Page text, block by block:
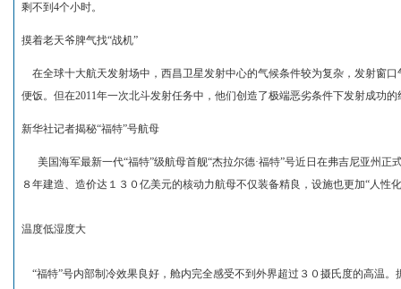
剩不到4个小时。
摸着老天爷脾气找“战机”
在全球十大航天发射场中，西昌卫星发射中心的气候条件较为复杂，发射窗
便饭。但在2011年一次北斗发射任务中，他们创造了极端恶劣条件下发射成功的
新华社记者揭秘“福特”号航母
美国海军最新一代“福特”级航母首舰“杰拉尔德·福特”号近日在弗吉尼亚州正
８年建造、造价达１３０亿美元的核动力航母不仅装备精良，设施也更加“人性
温度低湿度大
“福特”号内部制冷效果良好，舱内完全感受不到外界超过３０摄氏度的高温。